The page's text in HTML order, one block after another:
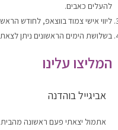
להעלים כאבים.
ליווי אישי צמוד בווצאפ, לחודש
בשלושת הימים הראשונים ניתן
המליצו עלינו
אביגייל בוהדנה
אתמול יצאתי פעם ראשונה מהבית.